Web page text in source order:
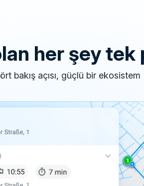
her şey
dört bakış açısı, güçlü bir ekosistem